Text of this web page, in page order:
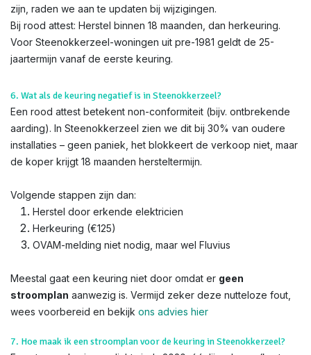
zijn, raden we aan te updaten bij wijzigingen.
Bij rood attest: Herstel binnen 18 maanden, dan herkeuring.
Voor Steenokkerzeel-woningen uit pre-1981 geldt de 25-
jaartermijn vanaf de eerste keuring.
6. Wat als de keuring negatief is in Steenokkerzeel?
Een rood attest betekent non-conformiteit (bijv. ontbrekende
aarding). In Steenokkerzeel zien we dit bij 30% van oudere
installaties – geen paniek, het blokkeert de verkoop niet, maar
de koper krijgt 18 maanden hersteltermijn.
Volgende stappen zijn dan:
Herstel door erkende elektricien
Herkeuring (€125)
OVAM-melding niet nodig, maar wel Fluvius
Meestal gaat een keuring niet door omdat er geen
stroomplan aanwezig is. Vermijd zeker deze nutteloze fout,
wees voorbereid en bekijk ons advies hier
7. Hoe maak ik een stroomplan voor de keuring in Steenokkerzeel?